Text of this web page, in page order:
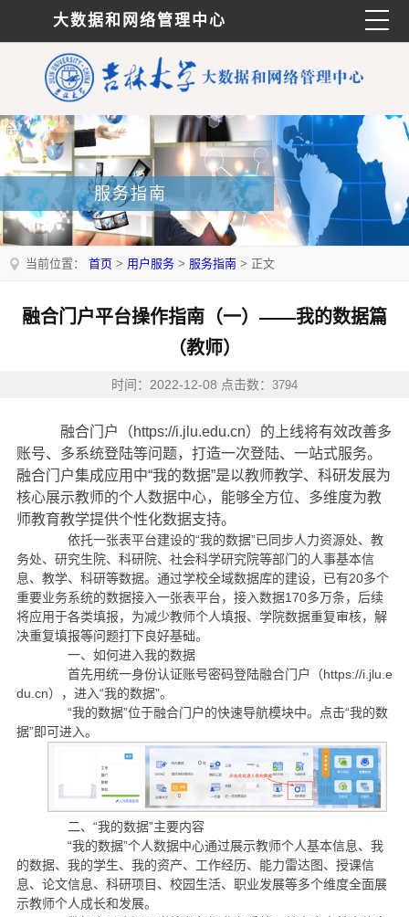
大数据和网络管理中心
服务指南
当前位置： 首页 > 用户服务 > 服务指南 > 正文
融合门户平台操作指南（一）——我的数据篇
（教师）
时间：2022-12-08 点击数： 3794
融合门户（https://i.jlu.edu.cn）的上线将有效改善多
账号、多系统登陆等问题，打造一次登陆、一站式服务。
融合门户集成应用中“我的数据”是以教师教学、科研发展为
核心展示教师的个人数据中心，能够全方位、多维度为教
师教育教学提供个性化数据支持。
依托一张表平台建设的“我的数据”已同步人力资源处、教
务处、研究生院、科研院、社会科学研究院等部门的人事基本信
息、教学、科研等数据。通过学校全域数据库的建设，已有20多个
重要业务系统的数据接入一张表平台，接入数据170多万条，后续
将应用于各类填报，为减少教师个人填报、学院数据重复审核，解
决重复填报等问题打下良好基础。
一、如何进入我的数据
首先用统一身份认证账号密码登陆融合门户（https://i.jlu.e
du.cn），进入“我的数据”。
“我的数据”位于融合门户的快速导航模块中。点击“我的数
据”即可进入。
二、“我的数据”主要内容
“我的数据”个人数据中心通过展示教师个人基本信息、我
的数据、我的学生、我的资产、工作经历、能力雷达图、授课信
息、论文信息、科研项目、校园生活、职业发展等多个维度全面展
示教师个人成长和发展。